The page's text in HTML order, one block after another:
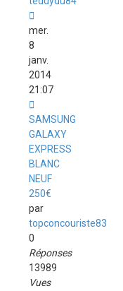
mer.
8
janv.
2014
21:07
SAMSUNG
GALAXY
EXPRESS
BLANC
NEUF
250€
par
topconcouriste83
0
Réponses
13989
Vues